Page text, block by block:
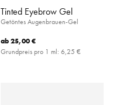
Tinted Eyebrow Gel
Getöntes Augenbrauen-Gel
ab25,00 €
Grundpreis pro 1 ml: 6,25 €